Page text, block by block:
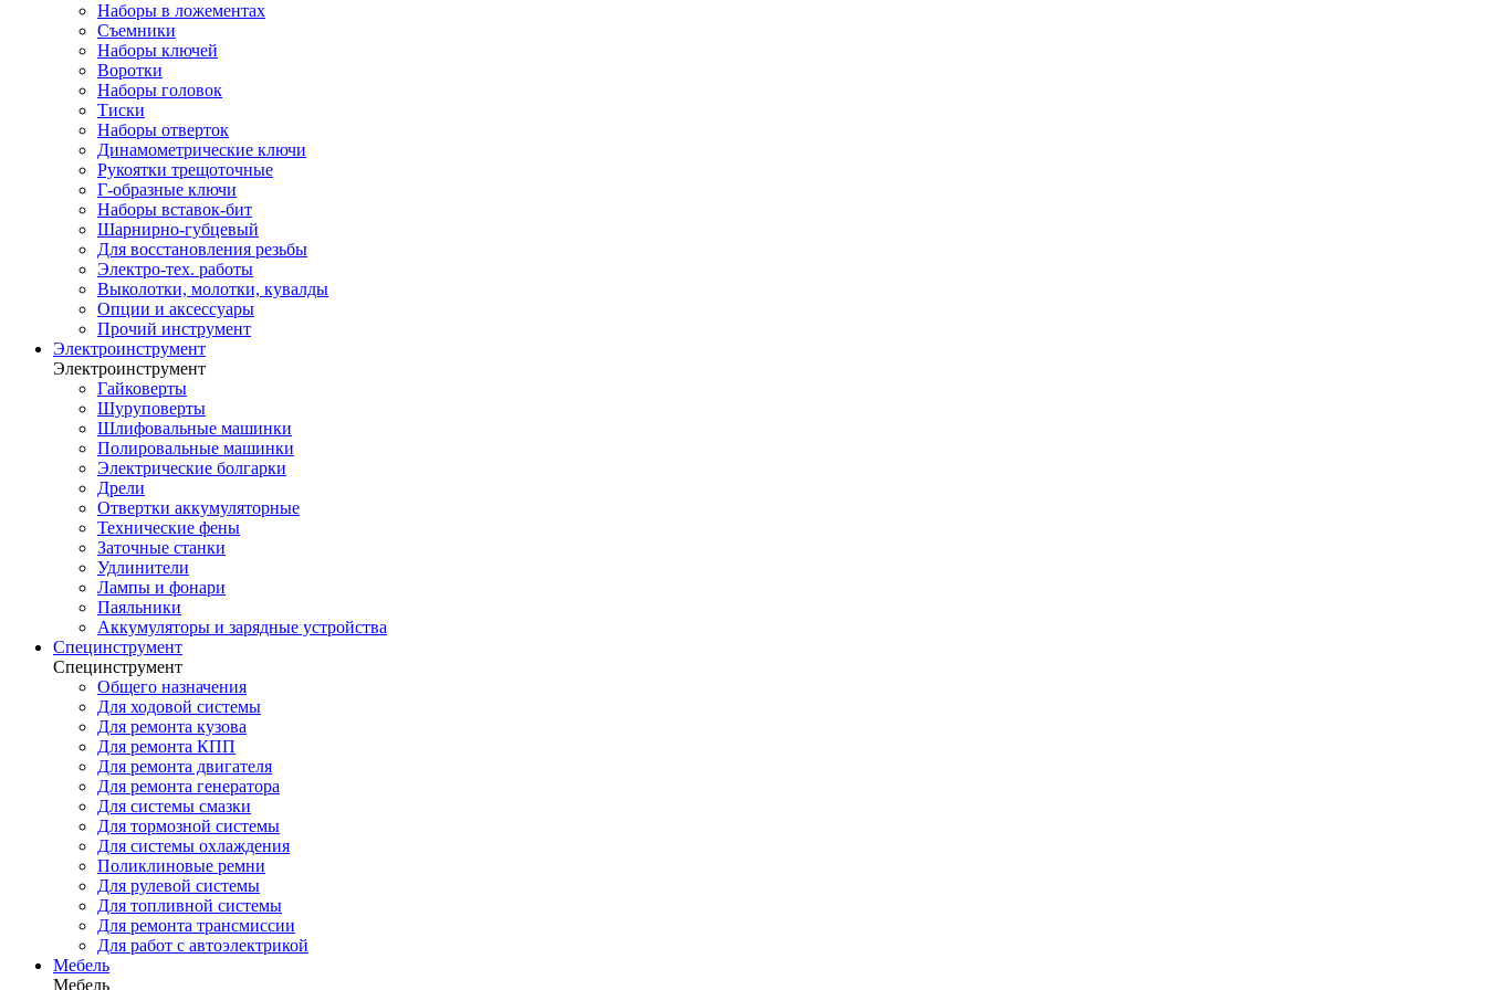
Наборы в ложементах
Съемники
Наборы ключей
Воротки
Наборы головок
Тиски
Наборы отверток
Динамометрические ключи
Рукоятки трещоточные
Г-образные ключи
Наборы вставок-бит
Шарнирно-губцевый
Для восстановления резьбы
Электро-тех. работы
Выколотки, молотки, кувалды
Опции и аксессуары
Прочий инструмент
Электроинструмент
Электроинструмент
Гайковерты
Шуруповерты
Шлифовальные машинки
Полировальные машинки
Электрические болгарки
Дрели
Отвертки аккумуляторные
Технические фены
Заточные станки
Удлинители
Лампы и фонари
Паяльники
Аккумуляторы и зарядные устройства
Специнструмент
Специнструмент
Общего назначения
Для ходовой системы
Для ремонта кузова
Для ремонта КПП
Для ремонта двигателя
Для ремонта генератора
Для системы смазки
Для тормозной системы
Для системы охлаждения
Поликлиновые ремни
Для рулевой системы
Для топливной системы
Для ремонта трансмиссии
Для работ с автоэлектрикой
Мебель
Мебель